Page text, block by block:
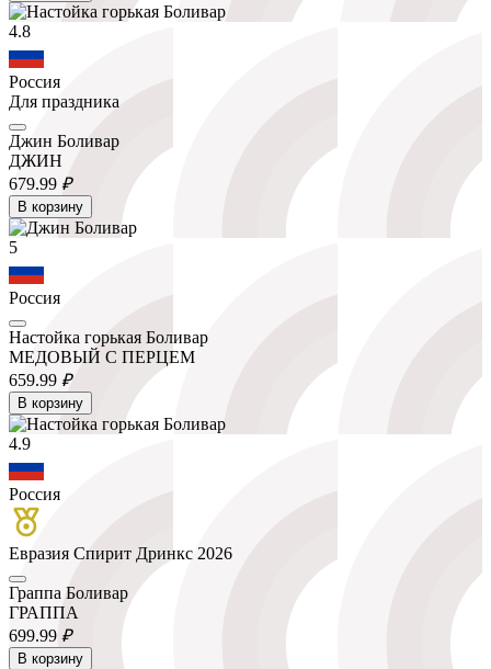
4.8
Россия
Для праздника
Джин Боливар
ДЖИН
679.99 ₽
В корзину
5
Россия
Настойка горькая Боливар
МЕДОВЫЙ С ПЕРЦЕМ
659.99 ₽
В корзину
4.9
Россия
Евразия Спирит Дринкс 2026
Граппа Боливар
ГРАППА
699.99 ₽
В корзину